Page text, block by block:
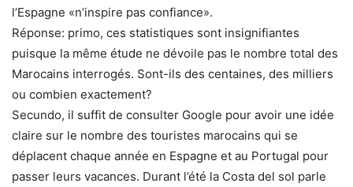
l’Espagne «n’inspire pas confiance».
Réponse: primo, ces statistiques sont insignifiantes
puisque la même étude ne dévoile pas le nombre total des
Marocains interrogés. Sont-ils des centaines, des milliers
ou combien exactement?
Secundo, il suffit de consulter Google pour avoir une idée
claire sur le nombre des touristes marocains qui se
déplacent chaque année en Espagne et au Portugal pour
passer leurs vacances. Durant l’été la Costa del sol parle